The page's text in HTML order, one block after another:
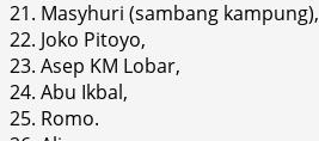
21. Masyhuri (sambang kampung),
22. Joko Pitoyo,
23. Asep KM Lobar,
24. Abu Ikbal,
25. Romo.